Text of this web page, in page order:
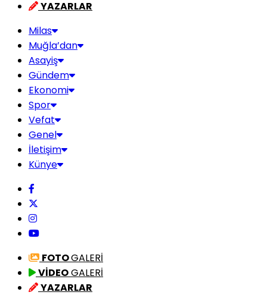
YAZARLAR
Milas
Muğla’dan
Asayiş
Gündem
Ekonomi
Spor
Vefat
Genel
İletişim
Künye
FOTOGALERİ
VİDEOGALERİ
YAZARLAR